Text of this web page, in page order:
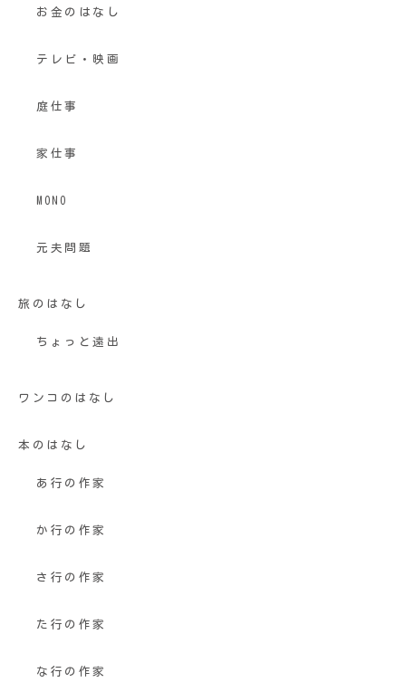
お金のはなし
テレビ・映画
庭仕事
家仕事
MONO
元夫問題
旅のはなし
ちょっと遠出
ワンコのはなし
本のはなし
あ行の作家
か行の作家
さ行の作家
た行の作家
な行の作家